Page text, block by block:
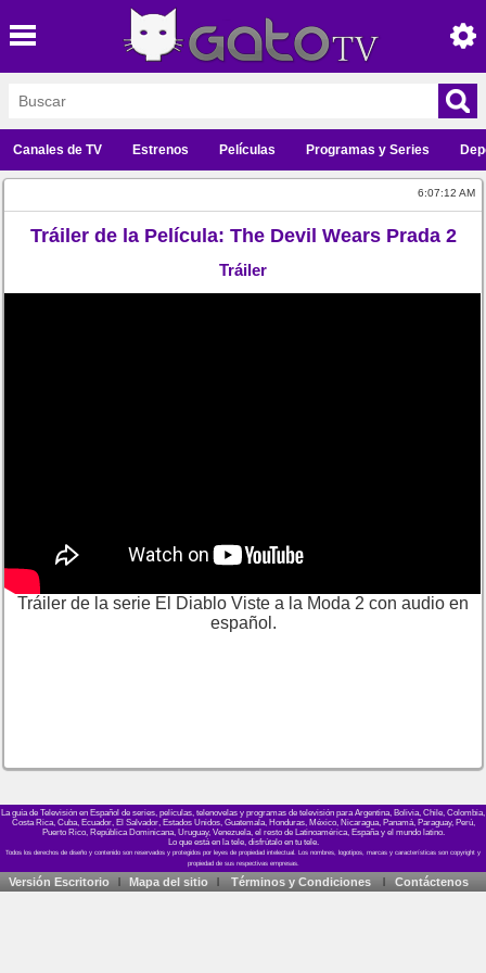
Canales de TV Estrenos Películas Programas y Series
6:07:12 AM
Tráiler de la Película: The Devil Wears Prada 2
Tráiler
Tráiler de la serie El Diablo Viste a la Moda 2 con audio en
español.
La guía de Televisión en Español de series, películas, telenovelas y programas de televisión para Argentina, Bolivia, Chile, Colombia,
Costa Rica, Cuba, Ecuador, El Salvador, Estados Unidos, Guatemala, Honduras, México, Nicaragua, Panamá, Paraguay, Perú,
Puerto Rico, República Dominicana, Uruguay, Venezuela, el resto de Latinoamérica, España y el mundo latino.
Lo que está en la tele, disfrútalo en tu tele.
Versión Escritorio Mapa del sitio Términos y Condiciones Contáctenos